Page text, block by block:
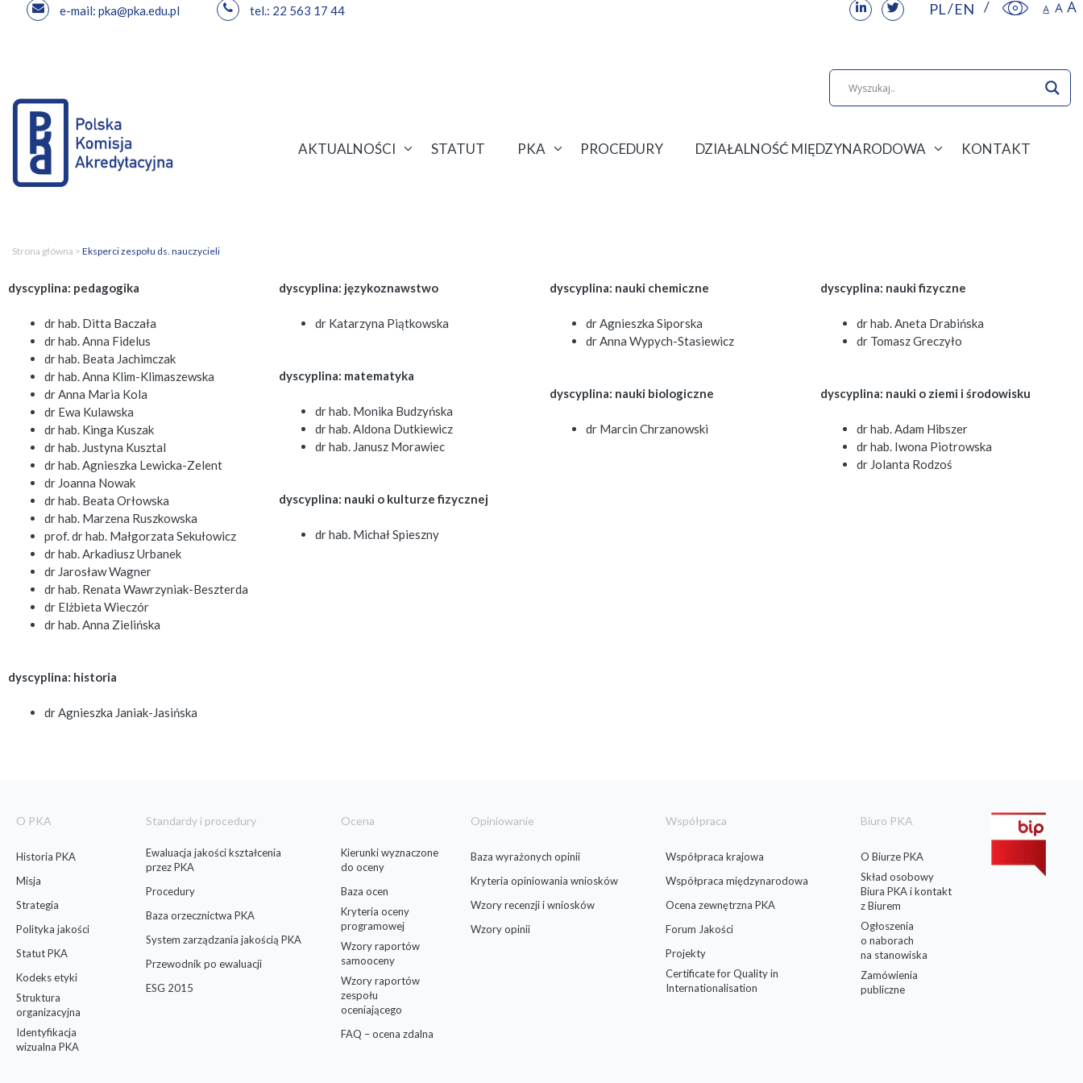
e-mail: pka@pka.edu.pl tel.: 22 563 17 44 PL EN
AKTUALNOŚCI STATUT PKA PROCEDURY DZIAŁALNOŚĆ MIĘDZYNARODOWA KONTAKT
Strona główna > Eksperci zespołu ds. nauczycieli
dyscyplina: pedagogika
dr hab. Ditta Baczała
dr hab. Anna Fidelus
dr hab. Beata Jachimczak
dr hab. Anna Klim-Klimaszewska
dr Anna Maria Kola
dr Ewa Kulawska
dr hab. Kinga Kuszak
dr hab. Justyna Kusztal
dr hab. Agnieszka Lewicka-Zelent
dr Joanna Nowak
dr hab. Beata Orłowska
dr hab. Marzena Ruszkowska
prof. dr hab. Małgorzata Sekułowicz
dr hab. Arkadiusz Urbanek
dr Jarosław Wagner
dr hab. Renata Wawrzyniak-Beszterda
dr Elżbieta Wieczór
dr hab. Anna Zielińska
dyscyplina: historia
dr Agnieszka Janiak-Jasińska
dyscyplina: językoznawstwo
dr Katarzyna Piątkowska
dyscyplina: matematyka
dr hab. Monika Budzyńska
dr hab. Aldona Dutkiewicz
dr hab. Janusz Morawiec
dyscyplina: nauki o kulturze fizycznej
dr hab. Michał Spieszny
dyscyplina: nauki chemiczne
dr Agnieszka Siporska
dr Anna Wypych-Stasiewicz
dyscyplina: nauki biologiczne
dr Marcin Chrzanowski
dyscyplina: nauki fizyczne
dr hab. Aneta Drabińska
dr Tomasz Greczyło
dyscyplina: nauki o ziemi i środowisku
dr hab. Adam Hibszer
dr hab. Iwona Piotrowska
dr Jolanta Rodzoś
O PKA
Historia PKA
Misja
Strategia
Polityka jakości
Statut PKA
Kodeks etyki
Struktura
organizacyjna
Identyfikacja
wizualna PKA
Standardy i procedury
Ewaluacja jakości kształcenia
przez PKA
Procedury
Baza orzecznictwa PKA
System zarządzania jakością PKA
Przewodnik po ewaluacji
ESG 2015
Ocena
Kierunki wyznaczone
do oceny
Baza ocen
Kryteria oceny
programowej
Wzory raportów
samooceny
Wzory raportów
zespołu
oceniającego
FAQ – ocena zdalna
Opiniowanie
Baza wyrażonych opinii
Kryteria opiniowania wniosków
Wzory recenzji i wniosków
Wzory opinii
Współpraca
Współpraca krajowa
Współpraca międzynarodowa
Ocena zewnętrzna PKA
Forum Jakości
Projekty
Certificate for Quality in
Internationalisation
Biuro PKA
O Biurze PKA
Skład osobowy
Biura PKA i kontakt
z Biurem
Ogłoszenia
o naborach
na stanowiska
Zamówienia
publiczne